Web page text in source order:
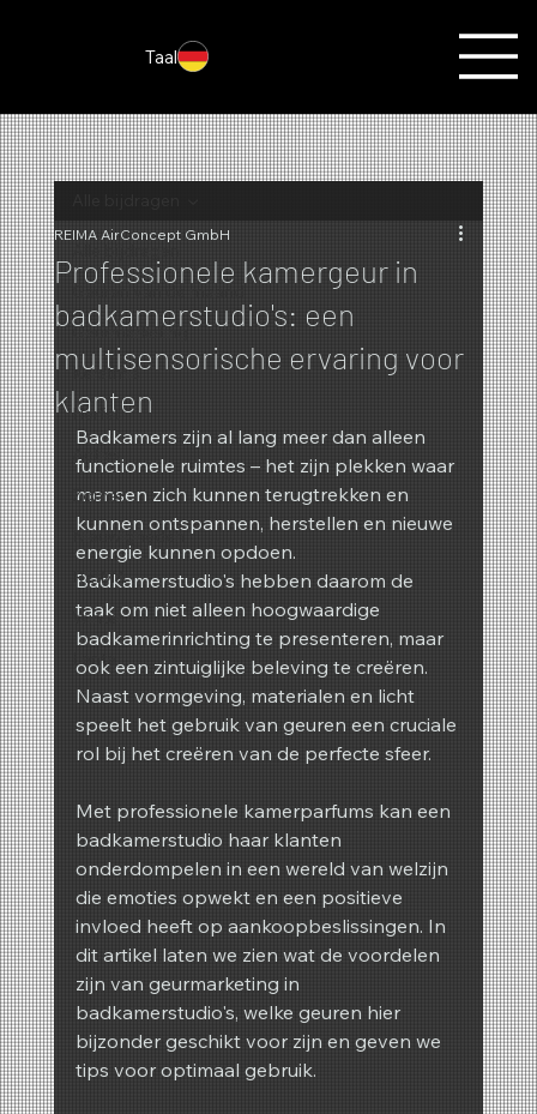
Taal
Geurmarketing
Kerstmis
Herfst
Acties
Zomer
Nieuwigheden
REIMA
Winter
Lente
Professionele kamergeur in
badkamerstudio's: een
multisensorische ervaring voor
klanten
REIMA AirConcept GmbH
Badkamers zijn al lang meer dan alleen
functionele ruimtes – het zijn plekken waar
mensen zich kunnen terugtrekken en
kunnen ontspannen, herstellen en nieuwe
energie kunnen opdoen.
Badkamerstudio's hebben daarom de
taak om niet alleen hoogwaardige
badkamerinrichting te presenteren, maar
ook een zintuiglijke beleving te creëren.
Naast vormgeving, materialen en licht
speelt het gebruik van geuren een cruciale
rol bij het creëren van de perfecte sfeer.
Met professionele kamerparfums kan een
badkamerstudio haar klanten
onderdompelen in een wereld van welzijn
die emoties opwekt en een positieve
invloed heeft op aankoopbeslissingen. In
dit artikel laten we zien wat de voordelen
zijn van geurmarketing in
badkamerstudio's, welke geuren hier
bijzonder geschikt voor zijn en geven we
tips voor optimaal gebruik.